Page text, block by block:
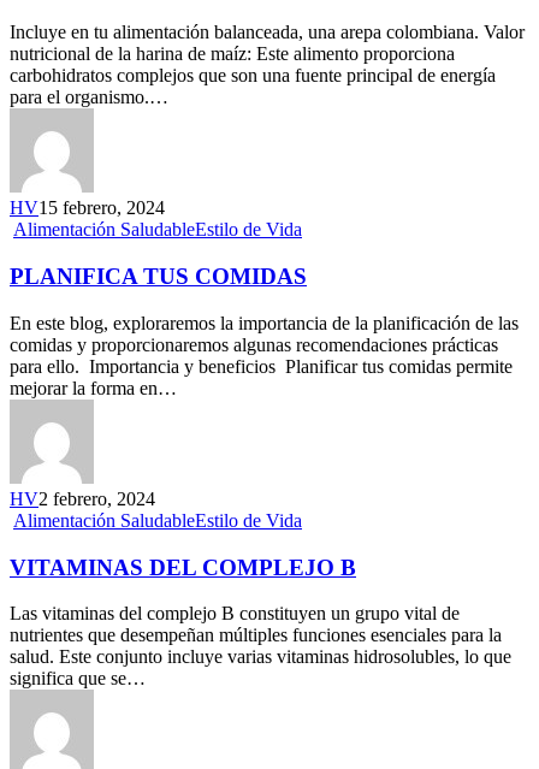
Incluye en tu alimentación balanceada, una arepa colombiana. Valor
nutricional de la harina de maíz: Este alimento proporciona
carbohidratos complejos que son una fuente principal de energía
para el organismo.…
HV15 febrero, 2024
Alimentación SaludableEstilo de Vida
PLANIFICA TUS COMIDAS
En este blog, exploraremos la importancia de la planificación de las
comidas y proporcionaremos algunas recomendaciones prácticas
para ello. Importancia y beneficios Planificar tus comidas permite
mejorar la forma en…
HV2 febrero, 2024
Alimentación SaludableEstilo de Vida
VITAMINAS DEL COMPLEJO B
Las vitaminas del complejo B constituyen un grupo vital de
nutrientes que desempeñan múltiples funciones esenciales para la
salud. Este conjunto incluye varias vitaminas hidrosolubles, lo que
significa que se…